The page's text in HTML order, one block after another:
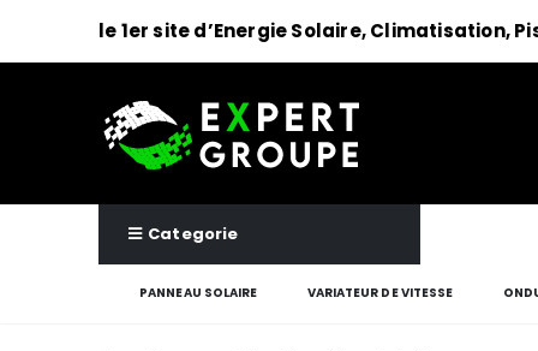
le 1er site d’Energie Solaire, Climatisation,
Categorie
PANNEAU SOLAIRE VARIATEUR DE VITESSE